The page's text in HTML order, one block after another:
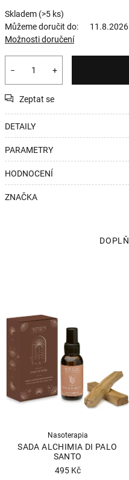
Skladem (>5 ks)
Můžeme doručit do:
11.8.2026
Možnosti doručení
+
−
Zeptat se
DETAILY
PARAMETRY
HODNOCENÍ
ZNAČKA
Nasoterapia
SADA ALCHIMIA DI PALO
SANTO
495 Kč